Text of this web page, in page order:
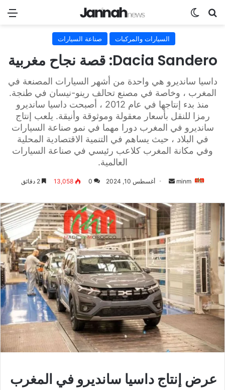
بحث عنالوضع المظلم
السيارات والمركبات صناعة السيارات
Dacia Sandero: قصة نجاح مغربية
داسيا سانديرو هي واحدة من أشهر السيارات المصنعة في
المغرب ، وخاصة في مصنع تحالف رينو-نيسان في طنجة.
منذ بدء إنتاجها في عام 2012 ، أصبحت داسيا سانديرو
رمزا للنقل بأسعار معقولة وموثوقة وأنيقة. يلعب إنتاج
سانديرو في المغرب دورا مهما في نمو صناعة السيارات
في البلاد ، حيث يساهم في التنمية الاقتصادية المحلية
وفي مكانة المغرب كلاعب رئيسي في صناعة السيارات
العالمية.
minm
أرسل
إلكترونيا
أغسطس 10, 2024 0
13,058 2 دقائق
عرض إنتاج داسيا سانديرو في المغرب